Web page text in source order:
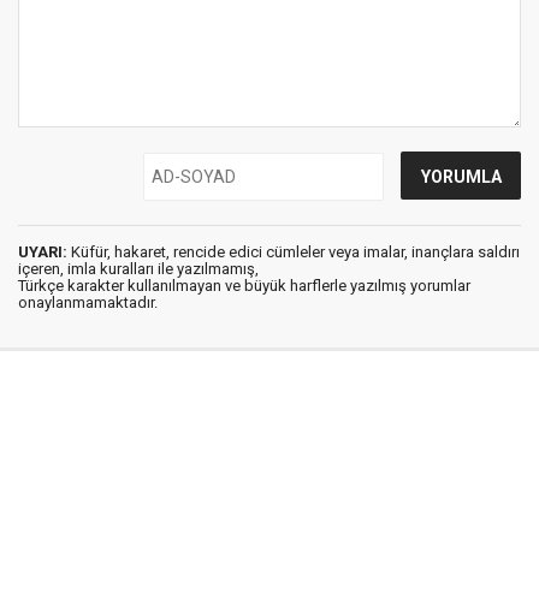
UYARI: Küfür, hakaret, rencide edici cümleler veya imalar, inançlara saldırı
içeren, imla kuralları ile yazılmamış,
Türkçe karakter kullanılmayan ve büyük harflerle yazılmış yorumlar
onaylanmamaktadır.